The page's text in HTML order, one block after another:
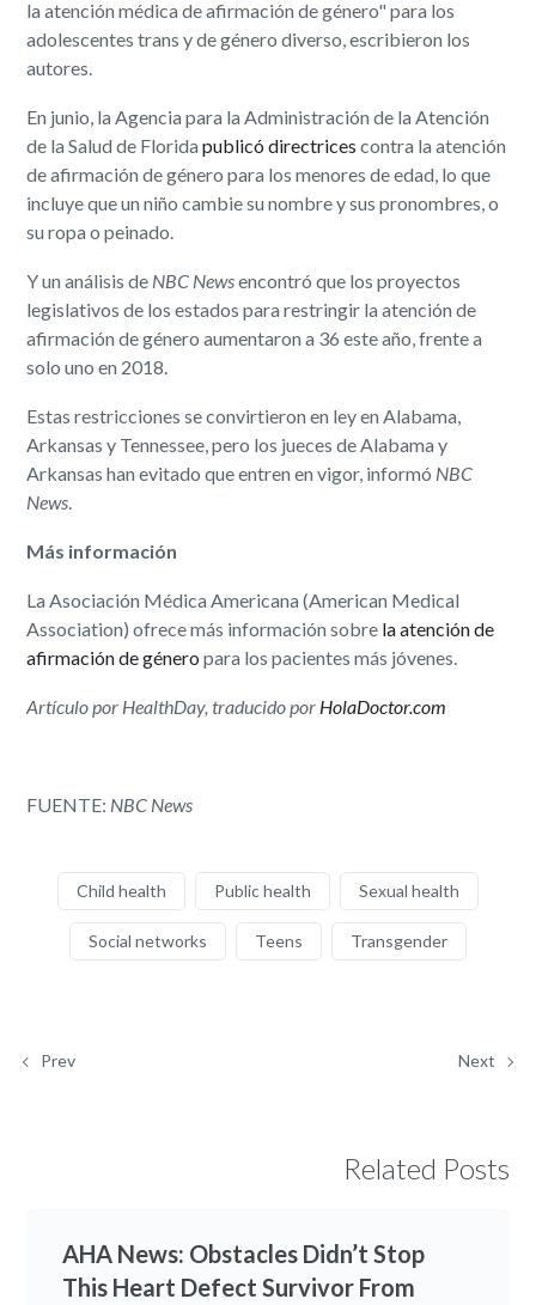
la atención médica de afirmación de género" para los
adolescentes trans y de género diverso, escribieron los
autores.
En junio, la Agencia para la Administración de la Atención
de la Salud de Floridapublicó directrices contra la atención
de afirmación de género para los menores de edad, lo que
incluye que un niño cambie su nombre y sus pronombres, o
su ropa o peinado.
Y un análisis de NBC Newsencontró que los proyectos
legislativos de los estados para restringir la atención de
afirmación de género aumentaron a 36 este año, frente a
solo uno en 2018.
Estas restricciones se convirtieron en ley en Alabama,
Arkansas y Tennessee, pero los jueces de Alabama y
Arkansas han evitado que entren en vigor, informó NBC
News.
Más información
La Asociación Médica Americana (American Medical
Association) ofrece más información sobre la atención de
afirmación de género para los pacientes más jóvenes.
Artículo por HealthDay, traducido por HolaDoctor.com
FUENTE: NBC News
Child health Public health Sexual health
Social networks Teens Transgender
Prev Next
Related Posts
AHA News: Obstacles Didn’t Stop
This Heart Defect Survivor From